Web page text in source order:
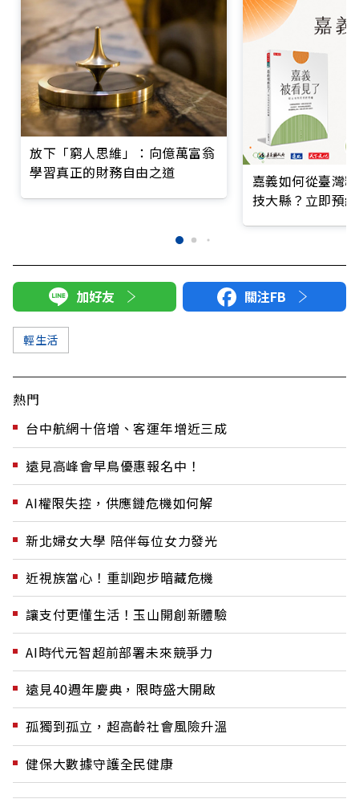
放下「窮人思維」：向億萬富翁
學習真正的財務自由之道
嘉義如何從臺灣
技大縣？立即預
加好友 關注FB
輕生活
熱門
台中航網十倍增、客運年增近三成
遠見高峰會早鳥優惠報名中！
AI權限失控，供應鏈危機如何解
新北婦女大學 陪伴每位女力發光
近視族當心！重訓跑步暗藏危機
讓支付更懂生活！玉山開創新體驗
AI時代元智超前部署未來競爭力
遠見40週年慶典，限時盛大開啟
孤獨到孤立，超高齡社會風險升溫
健保大數據守護全民健康